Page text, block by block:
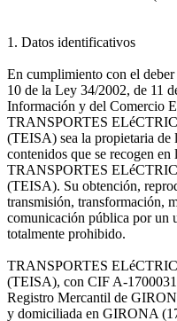
1. Datos identificativos
En cumplimiento con el
10 de la Ley 34/2002, de 11
Información y del Comercio
TRANSPORTES
(TEISA) sea la propietaria
contenidos que se recogen
TRANSPORTES
(TEISA). Su obtención,
transmisión, transformación,
comunicación pública por un
totalmente prohibido.
TRANSPORTES
(TEISA), con CIF A-
Registro Mercantil de
y domiciliada en GIRONA